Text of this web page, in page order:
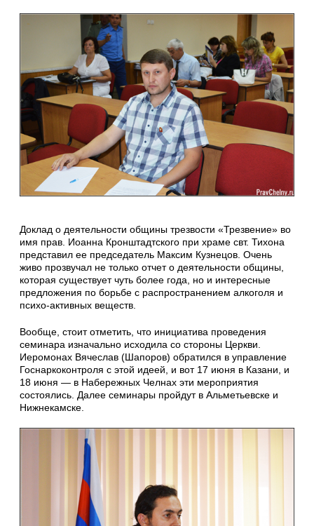
Доклад о деятельности общины трезвости «Трезвение» во
имя прав. Иоанна Кронштадтского при храме свт. Тихона
представил ее председатель Максим Кузнецов. Очень
живо прозвучал не только отчет о деятельности общины,
которая существует чуть более года, но и интересные
предложения по борьбе с распространением алкоголя и
психо-активных веществ.
Вообще, стоит отметить, что инициатива проведения
семинара изначально исходила со стороны Церкви.
Иеромонах Вячеслав (Шапоров) обратился в управление
Госнаркоконтроля с этой идеей, и вот 17 июня в Казани, и
18 июня — в Набережных Челнах эти мероприятия
состоялись. Далее семинары пройдут в Альметьевске и
Нижнекамске.